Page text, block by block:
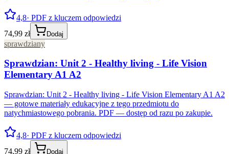
4,8· PDF z kluczem odpowiedzi
74,99 zł
Dodaj
sprawdziany
Sprawdzian: Unit 2 - Healthy living - Life Vision
Elementary A1 A2
Sprawdzian: Unit 2 - Healthy living - Life Vision Elementary A1 A2
— gotowe materiały edukacyjne z tego przedmiotu do
natychmiastowego pobrania. PDF — dostęp od razu po zakupie.
4,8· PDF z kluczem odpowiedzi
74,99 zł
Dodaj